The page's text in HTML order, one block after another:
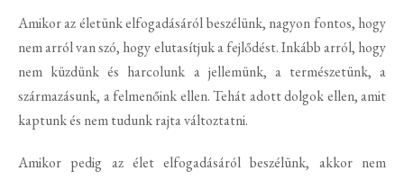
Amikor az életünk elfogadásáról beszélünk, nagyon fontos, hogy
nem arról van szó, hogy elutasítjuk a fejlődést. Inkább arról, hogy
nem küzdünk és harcolunk a jellemünk, a természetünk, a
származásunk, a felmenőink ellen. Tehát adott dolgok ellen, amit
kaptunk és nem tudunk rajta változtatni.
Amikor pedig az élet elfogadásáról beszélünk, akkor nem